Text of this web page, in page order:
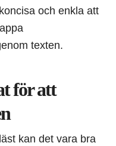
och enkla att
texten.
för att
kan det vara bra